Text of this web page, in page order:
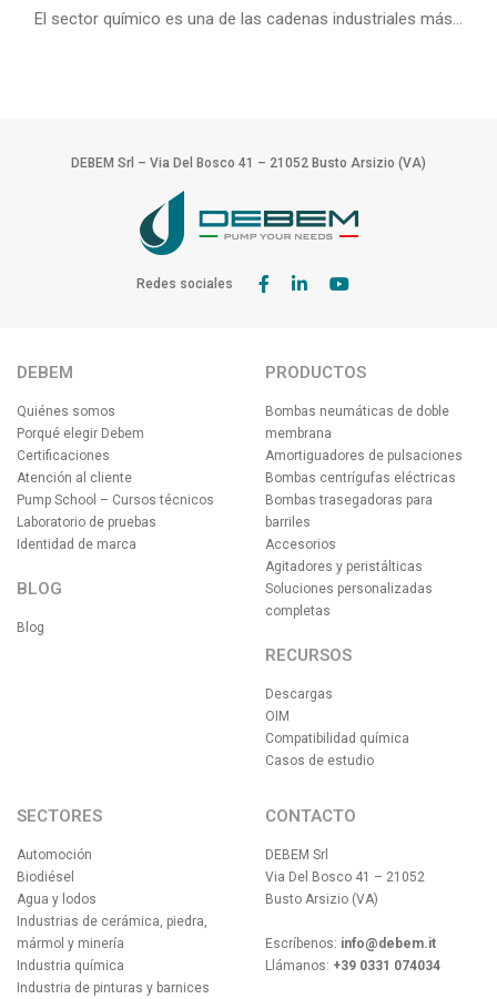
El sector químico es una de las cadenas industriales más...
DEBEM Srl – Via Del Bosco 41 – 21052 Busto Arsizio (VA)
Redes sociales
DEBEM
Quiénes somos
Porqué elegir Debem
Certificaciones
Atención al cliente
Pump School – Cursos técnicos
Laboratorio de pruebas
Identidad de marca
BLOG
Blog
PRODUCTOS
Bombas neumáticas de doble
membrana
Amortiguadores de pulsaciones
Bombas centrígufas eléctricas
Bombas trasegadoras para
barriles
Accesorios
Agitadores y peristálticas
Soluciones personalizadas
completas
RECURSOS
Descargas
OIM
Compatibilidad química
Casos de estudio
SECTORES
Automoción
Biodiésel
Agua y lodos
Industrias de cerámica, piedra,
mármol y minería
Industria química
Industria de pinturas y barnices
CONTACTO
DEBEM Srl
Via Del Bosco 41 – 21052
Busto Arsizio (VA)
Escríbenos: info@debem.it
Llámanos: +39 0331 074034